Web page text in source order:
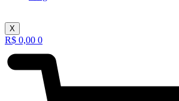
X
R$ 0,00 0